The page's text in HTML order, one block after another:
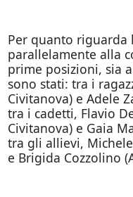
Per quanto riguarda
parallelamente alla
prime posizioni, sia
sono stati: tra i
Civitanova) e Adele
tra i cadetti, Flavio
Civitanova) e Gaia
tra gli allievi,
e Brigida Cozzolino